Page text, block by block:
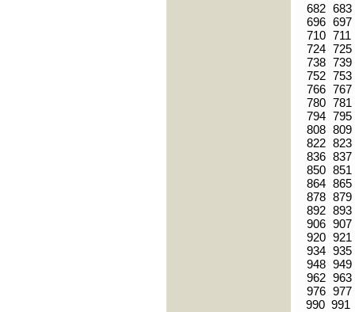
682 683
696 697
710 711
724 725
738 739
752 753
766 767
780 781
794 795
808 809
822 823
836 837
850 851
864 865
878 879
892 893
906 907
920 921
934 935
948 949
962 963
976 977
990 991